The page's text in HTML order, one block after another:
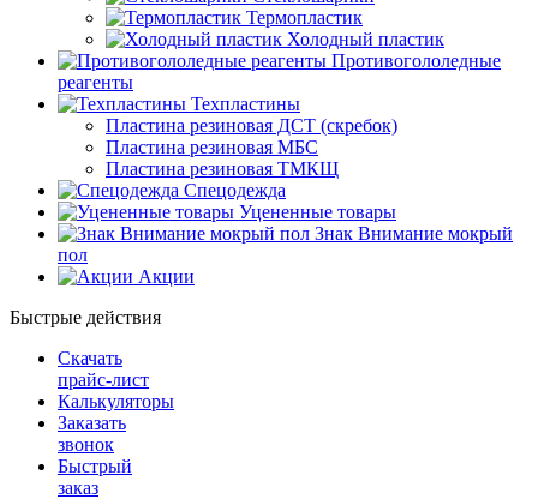
Термопластик
Холодный пластик
Противогололедные
реагенты
Техпластины
Пластина резиновая ДСТ (скребок)
Пластина резиновая МБС
Пластина резиновая ТМКЩ
Спецодежда
Уцененные товары
Знак Внимание мокрый
пол
Акции
Быстрые действия
Скачать
прайс-лист
Калькуляторы
Заказать
звонок
Быстрый
заказ